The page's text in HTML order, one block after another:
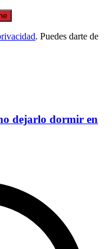
. Puedes darte de
dejarlo dormir en